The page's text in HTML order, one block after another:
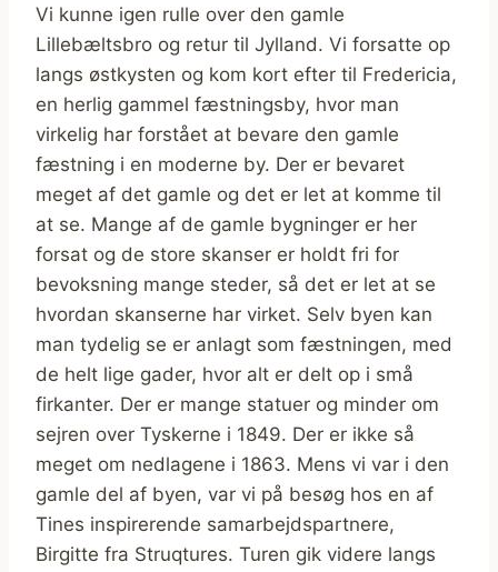
Vi kunne igen rulle over den gamle
Lillebæltsbro og retur til Jylland. Vi forsatte op
langs østkysten og kom kort efter til Fredericia,
en herlig gammel fæstningsby, hvor man
virkelig har forstået at bevare den gamle
fæstning i en moderne by. Der er bevaret
meget af det gamle og det er let at komme til
at se. Mange af de gamle bygninger er her
forsat og de store skanser er holdt fri for
bevoksning mange steder, så det er let at se
hvordan skanserne har virket. Selv byen kan
man tydelig se er anlagt som fæstningen, med
de helt lige gader, hvor alt er delt op i små
firkanter. Der er mange statuer og minder om
sejren over Tyskerne i 1849. Der er ikke så
meget om nedlagene i 1863. Mens vi var i den
gamle del af byen, var vi på besøg hos en af
Tines inspirerende samarbejdspartnere,
Birgitte fra Struqtures. Turen gik videre langs